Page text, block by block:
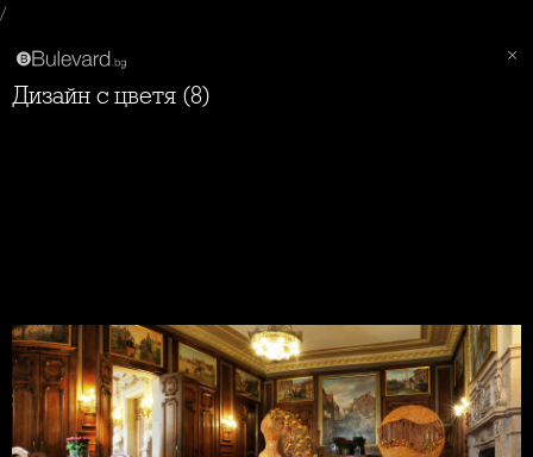
/
Дизайн с цветя (8)